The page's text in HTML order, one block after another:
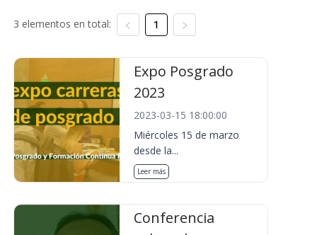
3 elementos en total: 1
Expo Posgrado
2023
2023-03-15 18:00:00
Miércoles 15 de marzo
desde la...
Leer más
Conferencia